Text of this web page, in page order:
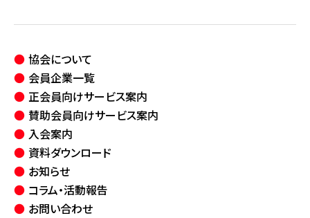
協会について
会員企業一覧
正会員向けサービス案内
賛助会員向けサービス案内
入会案内
資料ダウンロード
お知らせ
コラム・活動報告
お問い合わせ